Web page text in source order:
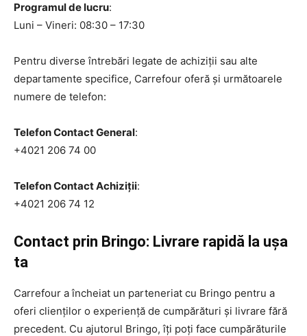
Programul de lucru:
Luni – Vineri: 08:30 – 17:30
Pentru diverse întrebări legate de achiziții sau alte
departamente specifice, Carrefour oferă și următoarele
numere de telefon:
Telefon Contact General:
+4021 206 74 00
Telefon Contact Achiziții:
+4021 206 74 12
Contact prin Bringo: Livrare rapidă la ușa
ta
Carrefour a încheiat un parteneriat cu Bringo pentru a
oferi clienților o experiență de cumpărături și livrare fără
precedent. Cu ajutorul Bringo, îți poți face cumpărăturile